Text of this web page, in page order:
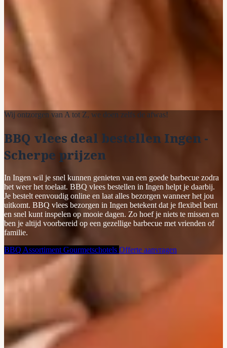
Wij ontzorgen van A tot Z, we doen zelfs de afwas!
BBQ vlees deal bestellen Ingen -
Scherpe prijzen
In Ingen wil je snel kunnen genieten van een goede barbecue zodra
het weer het toelaat. BBQ vlees bestellen in Ingen helpt je daarbij.
Je bestelt eenvoudig online en laat alles bezorgen wanneer het jou
uitkomt. BBQ vlees bezorgen in Ingen betekent dat je flexibel bent
en snel kunt inspelen op mooie dagen. Zo hoef je niets te missen en
ben je altijd voorbereid op een gezellige barbecue met vrienden of
familie.
BBQ Assortiment Gourmetschotels Offerte aanvragen